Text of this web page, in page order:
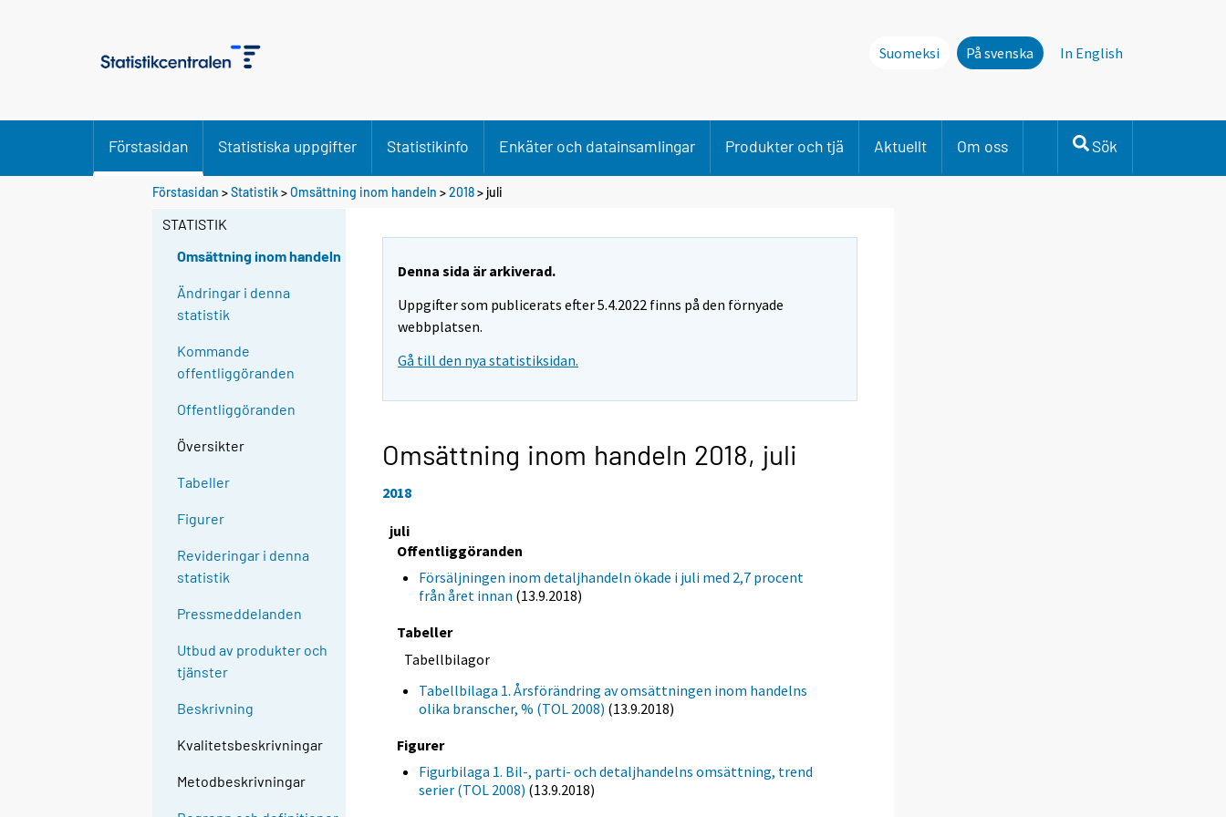
Suomeksi På svenska In English
Förstasidan Statistiska uppgifter Statistikinfo Enkäter och datainsamlingar Produkter och tjä Aktuellt Om oss Sök
Förstasidan >Statistik>Omsättning inom handeln >2018> juli
STATISTIK
Omsättning inom handeln
Ändringar i denna
statistik
Kommande
offentliggöranden
Offentliggöranden
Översikter
Tabeller
Figurer
Revideringar i denna
statistik
Pressmeddelanden
Utbud av produkter och
tjänster
Beskrivning
Kvalitetsbeskrivningar
Metodbeskrivningar
Denna sida är arkiverad.
Uppgifter som publicerats efter 5.4.2022 finns på den förnyade
webbplatsen.
Gå till den nya statistiksidan.
Omsättning inom handeln 2018, juli
2018
juli
Offentliggöranden
Försäljningen inom detaljhandeln ökade i juli med 2,7 procent
från året innan (13.9.2018)
Tabeller
Tabellbilagor
Tabellbilaga 1. Årsförändring av omsättningen inom handelns
olika branscher, % (TOL 2008) (13.9.2018)
Figurer
Figurbilaga 1. Bil-, parti- och detaljhandelns omsättning, trend
serier (TOL 2008) (13.9.2018)